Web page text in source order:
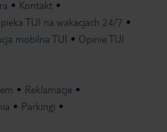
Kontakt
TUI na wakacjach 24/7
mobilna TUI Opinie TUI
Reklamacje
Parkingi